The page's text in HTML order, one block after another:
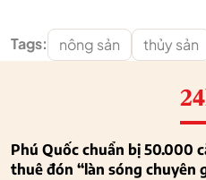
Tags: nông sản thủy sản
Phú Quốc chuẩn bị 50.000
thuê đón “làn sóng chuyên